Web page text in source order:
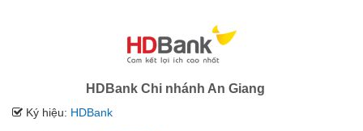
HDBank Chi nhánh An Giang
Ký hiệu: HDBank